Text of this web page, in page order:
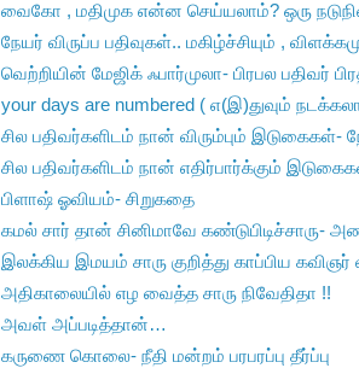
வைகோ , மதிமுக என்ன செய்யலாம்? ஒரு
நேயர் விருப்ப பதிவுகள்.. மகிழ்ச்சியும் ,
வெற்றியின் மேஜிக் ஃபார்முலா- பிரபல பதிவர்
your days are numbered ( எ(இ)துவும்
சில பதிவர்களிடம் நான் விரும்பும் இடுகைகள்-
சில பதிவர்களிடம் நான் எதிர்பார்க்கும்
பிளாஷ் ஓவியம்- சிறுகதை
கமல் சார் தான் சினிமாவே
இலக்கிய இமயம் சாரு குறித்து காப்பிய கவிஞர்
அதிகாலையில் எழ வைத்த சாரு நிவேதிதா !!
அவள் அப்படித்தான்…
கருணை கொலை- நீதி மன்றம் பரபரப்பு தீர்ப்பு